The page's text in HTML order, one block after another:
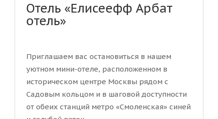
Отель «Елисеефф Арбат
отель»
Приглашаем вас остановиться в нашем
уютном мини-отеле, расположенном в
историческом центре Москвы рядом с
Садовым кольцом и в шаговой доступности
от обеих станций метро «Смоленская» синей